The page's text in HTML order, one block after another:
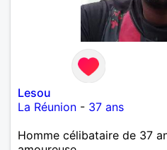
Lesou
La Réunion - 37 ans
Homme célibataire de 37